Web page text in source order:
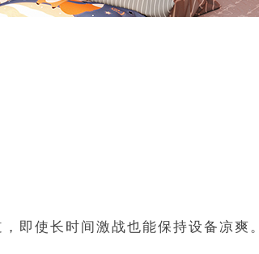
即使长时间激战也能保持设备凉爽。